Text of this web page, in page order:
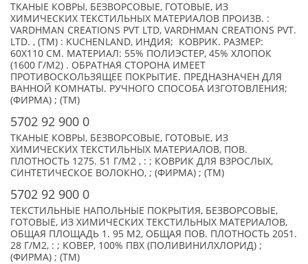
ТКАНЫЕ КОВРЫ, БЕЗВОРСОВЫЕ, ГОТОВЫЕ, ИЗ
ХИМИЧЕСКИХ ТЕКСТИЛЬНЫХ МАТЕРИАЛОВ ПРОИЗВ. :
VARDHMAN CREATIONS PVT LTD, VARDHMAN CREATIONS PVT.
LTD. , (TM) : KUCHENLAND, ИНДИЯ; КОВРИК. РАЗМЕР:
60Х110 СМ. МАТЕРИАЛ: 55% ПОЛИЭСТЕР, 45% ХЛОПОК
(1600 Г/М2) . ОБРАТНАЯ СТОРОНА ИМЕЕТ
ПРОТИВОСКОЛЬЗЯЩЕЕ ПОКРЫТИЕ. ПРЕДНАЗНАЧЕН ДЛЯ
ВАННОЙ КОМНАТЫ. РУЧНОГО СПОСОБА ИЗГОТОВЛЕНИЯ;
(ФИРМА) ; (TM)
5702 92 900 0
ТКАНЫЕ КОВРЫ, БЕЗВОРСОВЫЕ, ГОТОВЫЕ, ИЗ
ХИМИЧЕСКИХ ТЕКСТИЛЬНЫХ МАТЕРИАЛОВ, ПОВ.
ПЛОТНОСТЬ 1275. 51 Г/М2 , : ; КОВРИК ДЛЯ ВЗРОСЛЫХ,
СИНТЕТИЧЕСКОЕ ВОЛОКНО, ; (ФИРМА) ; (TM)
5702 92 900 0
ТЕКСТИЛЬНЫЕ НАПОЛЬНЫЕ ПОКРЫТИЯ, БЕЗВОРСОВЫЕ,
ГОТОВЫЕ, ИЗ ХИМИЧЕСКИХ ТЕКСТИЛЬНЫХ МАТЕРИАЛОВ,
ОБЩАЯ ПЛОЩАДЬ 1. 95 М2, ОБЩАЯ ПОВ. ПЛОТНОСТЬ 2051.
28 Г/М2, : ; КОВЕР, 100% ПВХ (ПОЛИВИНИЛХЛОРИД) ;
(ФИРМА) ; (TM)